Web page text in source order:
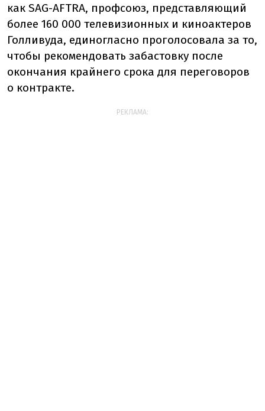
как SAG-AFTRA, профсоюз, представляющий
более 160 000 телевизионных и киноактеров
Голливуда, единогласно проголосовала за то,
чтобы рекомендовать забастовку после
окончания крайнего срока для переговоров
о контракте.
РЕКЛАМА: